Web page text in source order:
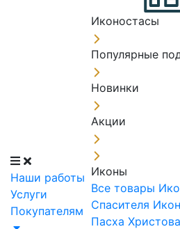
Наши работы
Услуги
Покупателям
Иконостасы
Популярные
Новинки
Акции
Иконы
Все товары
Спасителя
Пасха Христова